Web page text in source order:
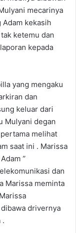
mecarinya
kekasih
ketemu dan
kepada
yang mengaku
dan
keluar dari
Mulyani degan
melihat
saat ini . Marissa
”
dan
Marissa meminta
drivernya
.